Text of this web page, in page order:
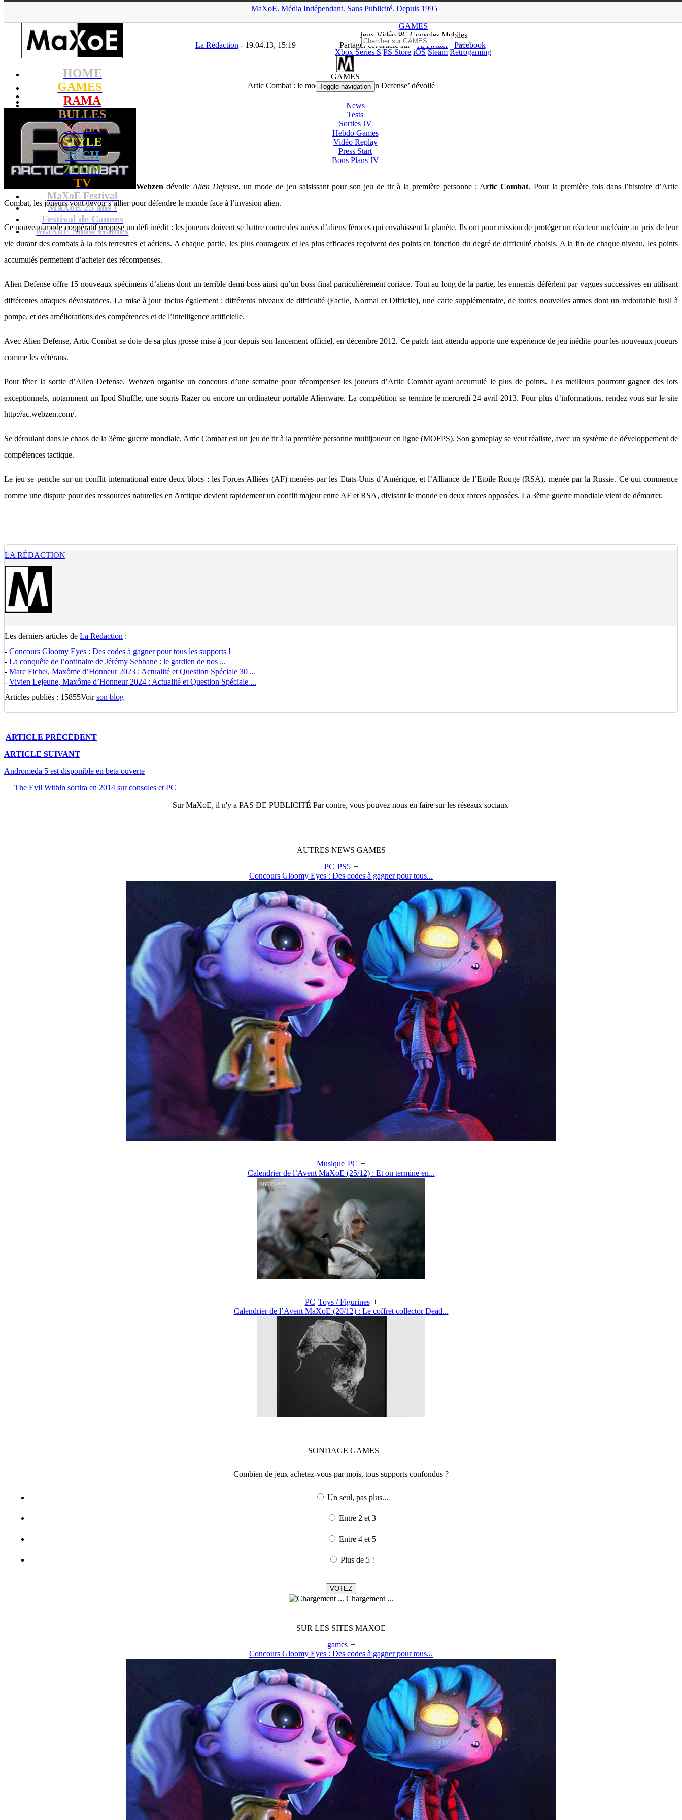
MaXoE. Média Indépendant. Sans Publicité. Depuis 1995
HOME
GAMES
RAMA
BULLES
KISSA
STYLE
TECH
ZOOM
TV
MaXoE Festival
MaXoE 25 ans !
Festival de Cannes
MaXoE Show Games
GAMES
JeuxVidéoPC Consoles Mobiles
Xbox Series S PS Store iOS Steam Retrogaming
GAMES
Toggle navigation
News
Tests
SortiesJV
Hebdo Games
Vidéo Replay
Press Start
Bons PlansJV
▲
La Rédaction - 19.04.13, 15:19 Partager cet article sur X/Twitter
Facebook
PC
Artic Combat : le mode coopératif ‘Alien Defense’ dévoilé
Webzen dévoileAlien Defense, un mode de jeu saisissant pour son jeu de tir à la première personne : Artic Combat. Pour la première fois dans l’histoire d’Artic
Combat, les joueurs vont devoir s’allier pour défendre le monde face à l’invasion alien.
Ce nouveau mode coopératif propose un défi inédit : les joueurs doivent se battre contre des nuées d’aliens féroces qui envahissent la planète. Ils ont pour mission de protéger un réacteur nucléaire au prix de leur
vie durant des combats à la fois terrestres et aériens. A chaque partie, les plus courageux et les plus efficaces reçoivent des points en fonction du degré de difficulté choisis. A la fin de chaque niveau, les points
accumulés permettent d’acheter des récompenses.
Alien Defense offre 15 nouveaux spécimens d’aliens dont un terrible demi-boss ainsi qu’un boss final particulièrement coriace. Tout au long de la partie, les ennemis défèrlent par vagues successives en utilisant
différentes attaques dévastatrices. La mise à jour inclus également : différents niveaux de difficulté (Facile, Normal et Difficile), une carte supplémentaire, de toutes nouvelles armes dont un redoutable fusil à
pompe, et des améliorations des compétences et de l’intelligence artificielle.
Avec Alien Defense, Artic Combat se dote de sa plus grosse mise à jour depuis son lancement officiel, en décembre 2012. Ce patch tant attendu apporte une expérience de jeu inédite pour les nouveaux joueurs
comme les vétérans.
Pour fêter la sortie d’Alien Defense, Webzen organise un concours d’une semaine pour récompenser les joueurs d’Artic Combat ayant accumulé le plus de points. Les meilleurs pourront gagner des lots
exceptionnels, notamment un Ipod Shuffle, une souris Razer ou encore un ordinateur portable Alienware. La compétition se termine le mercredi 24 avril 2013. Pour plus d’informations, rendez vous sur le site
http://ac.webzen.com/.
Se déroulant dans le chaos de la 3ème guerre mondiale, Artic Combat est un jeu de tir à la première personne multijoueur en ligne (MOFPS). Son gameplay se veut réaliste, avec un système de développement de
compétences tactique.
Le jeu se penche sur un conflit international entre deux blocs : les Forces Alliées (AF) menées par les Etats-Unis d’Amérique, et l’Alliance de l’Etoile Rouge (RSA), menée par la Russie. Ce qui commence
comme une dispute pour des ressources naturelles en Arctique devient rapidement un conflit majeur entre AF et RSA, divisant le monde en deux forces opposées. La 3ème guerre mondiale vient de démarrer.
LA RÉDACTION
Les derniers articles de La Rédaction :
- Concours Gloomy Eyes : Des codes à gagner pour tous les supports !
- La conquête de l’ordinaire de Jérémy Sebbane : le gardien de nos ...
- Marc Fichel, Maxôme d’Honneur 2023 : Actualité et Question Spéciale 30 ...
- Vivien Lejeune, Maxôme d’Honneur 2024 : Actualité et Question Spéciale ...
Articles publiés : 15855Voirson blog
ARTICLE PRÉCÉDENT
ARTICLE SUIVANT
Andromeda 5 est disponible en beta ouverte
The Evil Within sortira en 2014 sur consoles et PC
SurMaXoE, il n'y a PAS DE PUBLICITÉ Par contre, vous pouvez nous en faire sur les réseaux sociaux
AUTRES NEWS GAMES
PC PS5 +
Concours Gloomy Eyes : Des codes à gagner pour tous...
Musique PC +
Calendrier de l’Avent MaXoE (25/12) : Et on termine en...
PC Toys / Figurines +
Calendrier de l’Avent MaXoE (20/12) : Le coffret collector Dead...
SONDAGE GAMES
Combien de jeux achetez-vous par mois, tous supports confondus ?
Un seul, pas plus...
Entre 2 et 3
Entre 4 et 5
Plus de 5 !
Chargement ...
SUR LES SITES MAXOE
games +
Concours Gloomy Eyes : Des codes à gagner pour tous...